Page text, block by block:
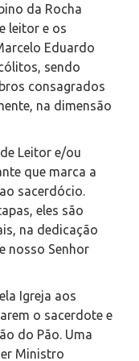
da Rocha
leitor e os
Eduardo
sendo
consagrados
na dimensão
Leitor e/ou
que marca a
sacerdócio.
eles são
na dedicação
nosso Senhor
Igreja aos
o sacerdote e
do Pão. Uma
Ministro